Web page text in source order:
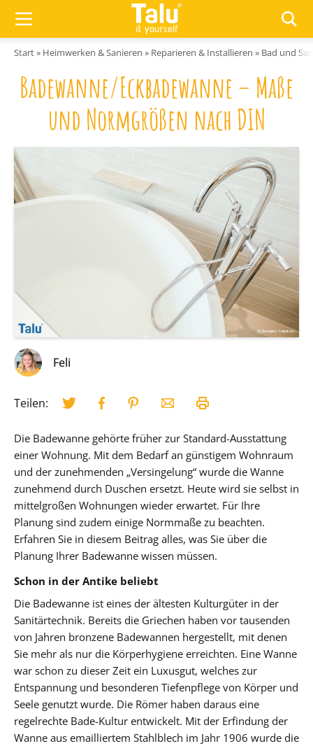
Start» Heimwerken & Sanieren » Reparieren & Installieren » Bad und
Badewanne/Eckbadewanne – Maße
und Normgrößen nach DIN
Feli
Teilen:
Die Badewanne gehörte früher zur Standard-Ausstattung
einer Wohnung. Mit dem Bedarf an günstigem Wohnraum
und der zunehmenden „Versingelung“ wurde die Wanne
zunehmend durch Duschen ersetzt. Heute wird sie selbst in
mittelgroßen Wohnungen wieder erwartet. Für Ihre
Planung sind zudem einige Normmaße zu beachten.
Erfahren Sie in diesem Beitrag alles, was Sie über die
Planung Ihrer Badewanne wissen müssen.
Schon in der Antike beliebt
Die Badewanne ist eines der ältesten Kulturgüter in der
Sanitärtechnik. Bereits die Griechen haben vor tausenden
von Jahren bronzene Badewannen hergestellt, mit denen
Sie mehr als nur die Körperhygiene erreichten. Eine Wanne
war schon zu dieser Zeit ein Luxusgut, welches zur
Entspannung und besonderen Tiefenpflege von Körper und
Seele genutzt wurde. Die Römer haben daraus eine
regelrechte Bade-Kultur entwickelt. Mit der Erfindung der
Wanne aus emailliertem Stahlblech im Jahr 1906 wurde die